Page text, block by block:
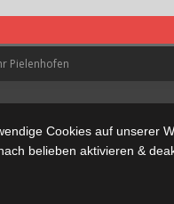
Pielenhofen
Cookies auf unserer
belieben aktivieren &